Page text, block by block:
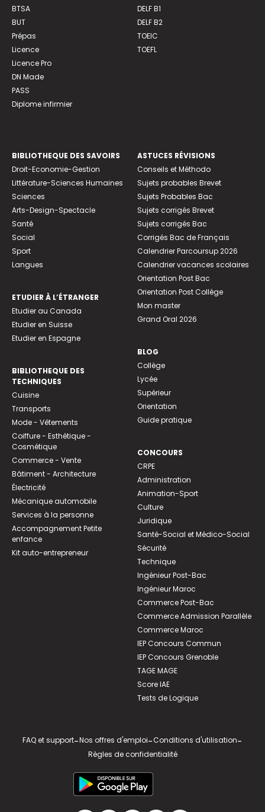
BTSA
BUT
Prépas
Licence
Licence Pro
DN Made
PASS
Diplome infirmier
DELF B1
DELF B2
TOEIC
TOEFL
BIBLIOTHEQUE DES SAVOIRS
Droit-Economie-Gestion
Littérature-Sciences Humaines
Sciences
Arts-Design-Spectacle
Santé
Social
Sport
Langues
ETUDIER À L’ÉTRANGER
Etudier au Canada
Etudier en Suisse
Etudier en Espagne
BIBLIOTHEQUE DES
TECHNIQUES
Cuisine
Transports
Mode - Vêtements
Coiffure - Esthétique -
Cosmétique
Commerce - Vente
Bâtiment - Architecture
Électricité
Mécanique automobile
Services à la personne
Accompagnement Petite
enfance
Kit auto-entrepreneur
ASTUCES RÉVISIONS
Conseils et Méthodo
Sujets probables Brevet
Sujets Probables Bac
Sujets corrigés Brevet
Sujets corrigés Bac
Corrigés Bac de Français
Calendrier Parcoursup 2026
Calendrier vacances scolaires
Orientation Post Bac
Orientation Post Collège
Mon master
Grand Oral 2026
BLOG
Collège
Lycée
Supérieur
Orientation
Guide pratique
CONCOURS
CRPE
Administration
Animation-Sport
Culture
Juridique
Santé-Social et Médico-Social
Sécurité
Technique
Ingénieur Post-Bac
Ingénieur Maroc
Commerce Post-Bac
Commerce Admission Parallèle
Commerce Maroc
IEP Concours Commun
IEP Concours Grenoble
TAGE MAGE
Score IAE
Tests de Logique
FAQ et support-Nos offres d'emploi-Conditions d'utilisation-
Règles de confidentialité